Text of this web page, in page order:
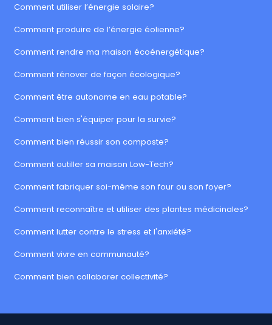
Comment utiliser l’énergie solaire?
Comment produire de l’énergie éolienne?
Comment rendre ma maison écoénergétique?
Comment rénover de façon écologique?
Comment être autonome en eau potable?
Comment bien s'équiper pour la survie?
Comment bien réussir son composte?
Comment outiller sa maison Low-Tech?
Comment fabriquer soi-même son four ou son foyer?
Comment reconnaître et utiliser des plantes médicinales?
Comment lutter contre le stress et l'anxiété?
Comment vivre en communauté?
Comment bien collaborer collectivité?